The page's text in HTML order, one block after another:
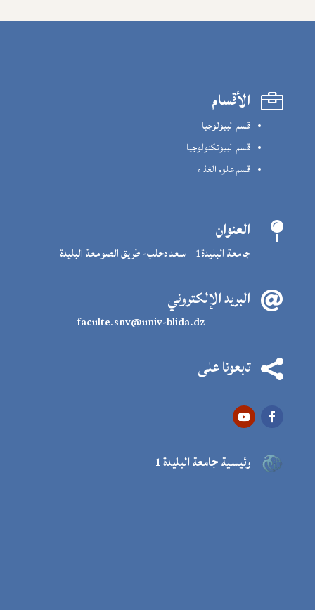
 الأقسام
قسم البيولوجيا
قسم البيوتكنولوجيا
قسم علوم الغذاء
 العنوان
جامعة البليدة1 – سعد دحلب- طريق الصومعة البليدة
 البريد الإلكتروني
faculte.snv@univ-blida.dz
 تابعونا على
رئيسية جامعة البليدة 1